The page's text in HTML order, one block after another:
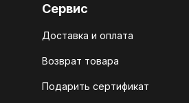
Сервис
Доставка и оплата
Возврат товара
Подарить сертификат